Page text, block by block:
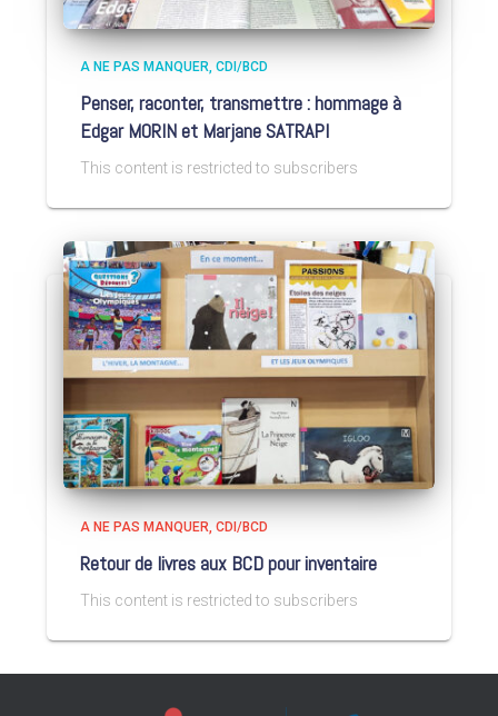
A NE PAS MANQUER CDI/BCD
Penser, raconter, transmettre : hommage à
Edgar MORIN et Marjane SATRAPI
This content is restricted to subscribers
A NE PAS MANQUER CDI/BCD
Retour de livres aux BCD pour inventaire
This content is restricted to subscribers